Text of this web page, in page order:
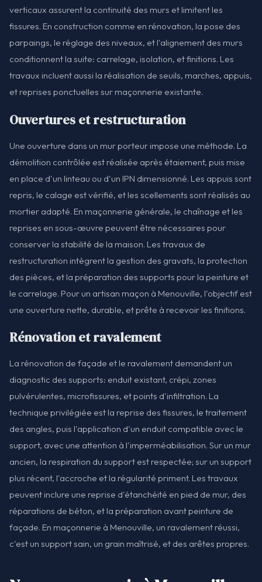
verticaux assurent la continuité des murs et limitent les
fissures. En construction comme en rénovation, la pose des
parpaings, le réglage des niveaux, et l'alignement des murs
conditionnent la suite: carrelage, isolation, et finitions. Les
travaux incluent aussi la réalisation de seuils, marches, appuis,
et reprises ponctuelles sur maçonnerie existante.
Ouvertures et restructuration
Une ouverture dans un mur porteur impose une méthode. La
démolition contrôlée est réalisée après étaiement, puis mise
en place d'un linteau ou d'un IPN dimensionné. Les appuis sont
repris, le calage est vérifié, et les scellements sont réalisés au
mortier adapté. En maçonnerie générale, le chaînage et les
reprises en sous-œuvre peuvent être nécessaires pour
conserver la stabilité de la maison. Les travaux de
restructuration intègrent la gestion des gravats, la protection
des pièces, et la préparation des supports pour la peinture et
le carrelage. Pour un artisan maçon à Menouville, l'objectif est
une ouverture nette, durable, et prête à recevoir les finitions.
Rénovation et ravalement
La rénovation de façade et le ravalement demandent un
diagnostic des supports: enduit existant, crépi, zones
pulvérulentes, microfissures, et points d'infiltration. La
technique privilégiée est la reprise des fissures, le traitement
des angles, puis l'application d'un enduit compatible avec le
support, avec une attention à l'imperméabilisation. Sur un mur
ancien, la respiration du support est respectée; sur un support
plus récent, l'accroche et la régularité priment. Les travaux
peuvent inclure une reprise d'étanchéité en pied de mur, des
réparations de béton, et la préparation avant peinture de
façade. En maçonnerie à Menouville, un ravalement réussi,
c'est un support sain, un grain maîtrisé, et des arêtes propres.